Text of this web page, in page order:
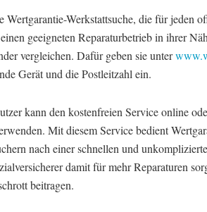
Wertgarantie-Werkstattsuche, die für jeden
geeigneten Reparaturbetrieb in ihrer
vergleichen. Dafür geben sie unter
Gerät und die Postleitzahl ein.
kann den kostenfreien Service online
Mit diesem Service bedient
nach einer schnellen und
damit für mehr Reparaturen
beitragen.